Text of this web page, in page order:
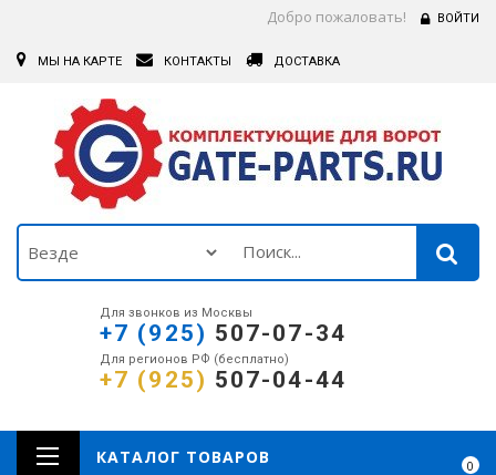
Добро пожаловать! ВОЙТИ
МЫ НА КАРТЕ КОНТАКТЫ ДОСТАВКА
Для звонков из Москвы
+7 (925) 507-07-34
Для регионов РФ (бесплатно)
+7 (925) 507-04-44
0
КАТАЛОГ ТОВАРОВ